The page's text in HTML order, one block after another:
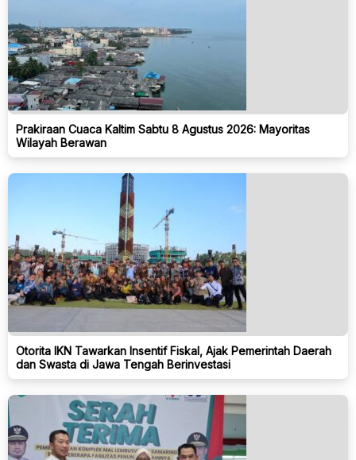
Prakiraan Cuaca Kaltim Sabtu 8 Agustus 2026: Mayoritas
Wilayah Berawan
Otorita IKN Tawarkan Insentif Fiskal, Ajak Pemerintah Daerah
dan Swasta di Jawa Tengah Berinvestasi